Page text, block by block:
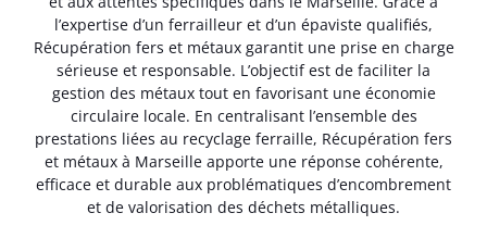
l’expertise d’un ferrailleur et d’un épaviste qualifiés,
Récupération fers et métaux garantit une prise en charge
sérieuse et responsable. L’objectif est de faciliter la
gestion des métaux tout en favorisant une économie
circulaire locale. En centralisant l’ensemble des
prestations liées au recyclage ferraille, Récupération fers
et métaux à Marseille apporte une réponse cohérente,
efficace et durable aux problématiques d’encombrement
et de valorisation des déchets métalliques.